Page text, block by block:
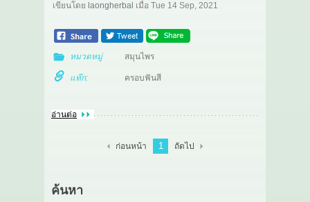
เขียนโดย laongherbal เมื่อ Tue 14 Sep, 2021
หมวดหมู่ สมุนไพร
แท๊ก: ครอบฟันสี
อ่านต่อ
ก่อนหน้า 1 ถัดไป
ค้นหา